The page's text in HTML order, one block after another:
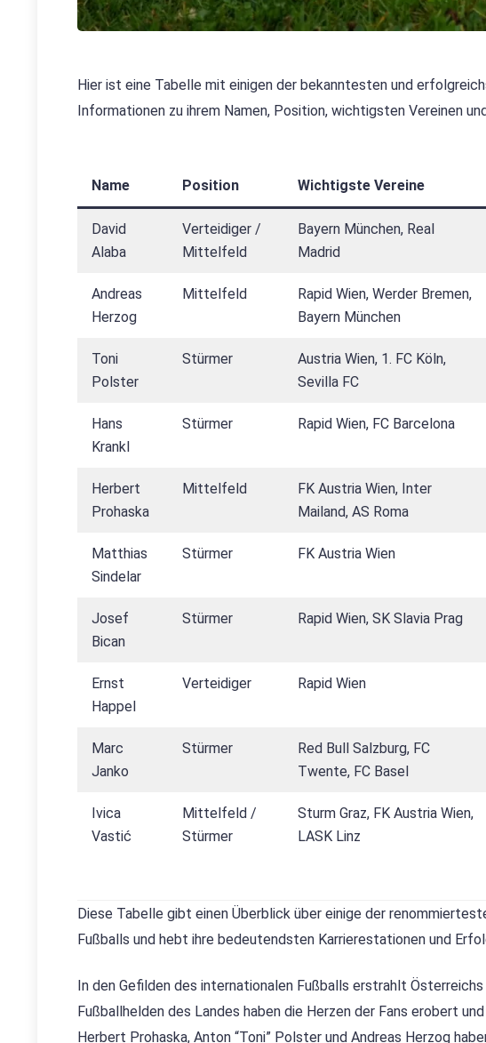
Hier ist eine Tabelle mit einigen der bekanntesten und
Informationen zu ihrem Namen, Position, wichtigsten Vereinen
Name Position Wichtigste Vereine
David
Alaba
Verteidiger /
Mittelfeld
Bayern München, Real
Madrid
Andreas
Herzog
Mittelfeld
Rapid Wien, Werder Bremen,
Bayern München
Toni
Polster
Stürmer
Austria Wien, 1. FC Köln,
Sevilla FC
Hans
Krankl
Stürmer Rapid Wien, FC Barcelona
Herbert
Prohaska
Mittelfeld
FK Austria Wien, Inter
Mailand, AS Roma
Matthias
Sindelar
Stürmer FK Austria Wien
Josef
Bican
Stürmer Rapid Wien, SK Slavia Prag
Ernst
Happel
Verteidiger Rapid Wien
Marc
Janko
Stürmer
Red Bull Salzburg, FC
Twente, FC Basel
Ivica
Vastić
Mittelfeld /
Stürmer
Sturm Graz, FK Austria Wien,
LASK Linz
Diese Tabelle gibt einen Überblick über einige der
Fußballs und hebt ihre bedeutendsten Karrierestationen und
In den Gefilden des internationalen Fußballs erstrahlt
Fußballhelden des Landes haben die Herzen der Fans erobert
Herbert Prohaska, Anton “Toni” Polster und Andreas Herzog